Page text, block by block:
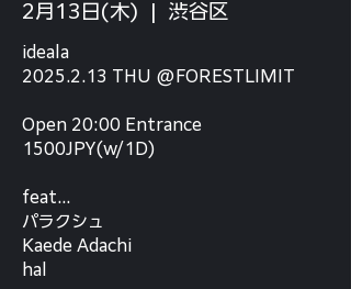
2月13日(木) 渋谷区
ideala
2025.2.13 THU @FORESTLIMIT
Open 20:00 Entrance
1500JPY(w/1D)
feat...
パラクシュ
Kaede Adachi
hal